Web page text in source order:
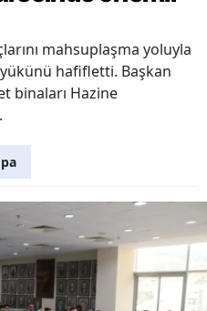
mahsuplaşma yoluyla
hafifletti. Başkan
binaları Hazine